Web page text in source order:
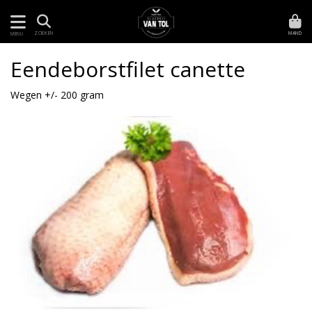
MENU ZOEKEN MAND
Eendeborstfilet canette
Wegen +/- 200 gram